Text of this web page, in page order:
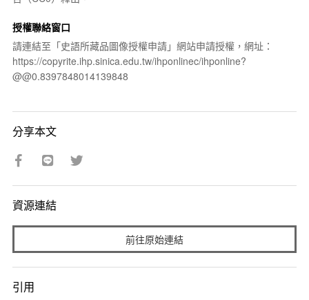
授權聯絡窗口
請連結至「史語所藏品圖像授權申請」網站申請授權，網址：
https://copyrite.ihp.sinica.edu.tw/ihponlinec/ihponline?
@@0.8397848014139848
分享本文
資源連結
前往原始連結
引用